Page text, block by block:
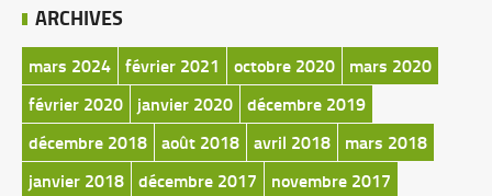
ARCHIVES
mars 2024 février 2021 octobre 2020
mars 2020
février 2020
janvier 2020 décembre 2019
décembre 2018 août 2018 avril 2018
mars 2018
janvier 2018 décembre 2017
novembre 2017